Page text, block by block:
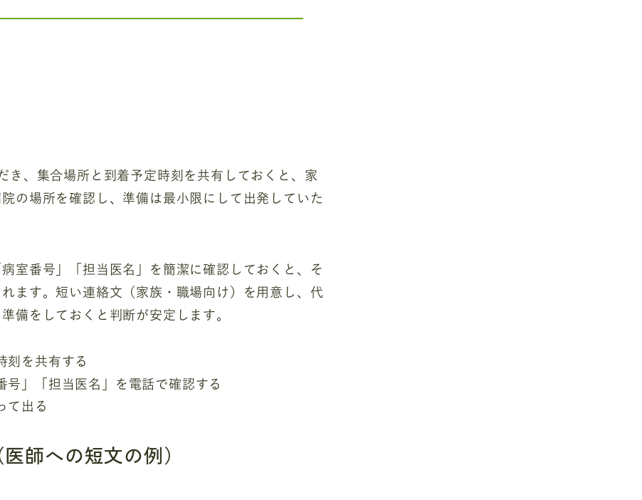
き、集合場所と到着予定時刻を共有しておくと、家
の場所を確認し、準備は最小限にして出発していた
室番号」「担当医名」を簡潔に確認しておくと、そ
ます。短い連絡文（家族・職場向け）を用意し、代
備をしておくと判断が安定します。
刻を共有する
」「担当医名」を電話で確認する
て出る
師への短文の例）